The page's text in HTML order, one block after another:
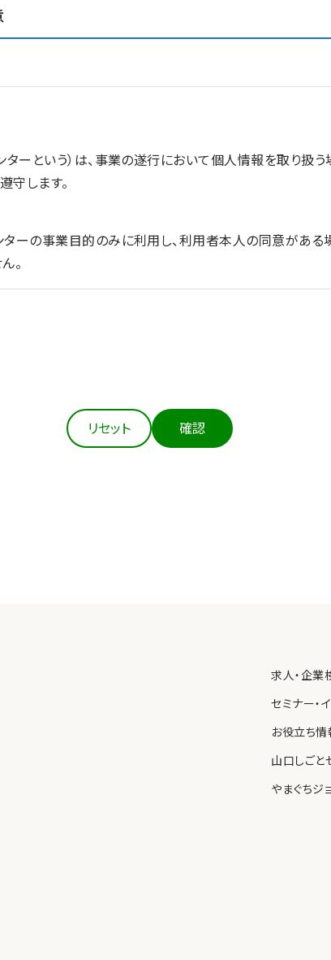
ターという）は、事業の遂行において個人情報を取り扱
守します。
ターの事業目的のみに利用し、利用者本人の同意があ
。
情報の漏えい、滅失又はき損の防止その他の個人情報の
るため、内部規則を制定し、職員に遵守させるとともに
報の取り扱いについて苦情や問い合わせがあった場合
リセット 確認
求人・企業
セミナー・
お役立ち情
山口しごと
やまぐちジ